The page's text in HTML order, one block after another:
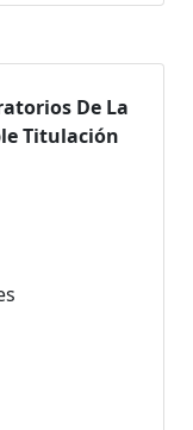
De La
Titulación